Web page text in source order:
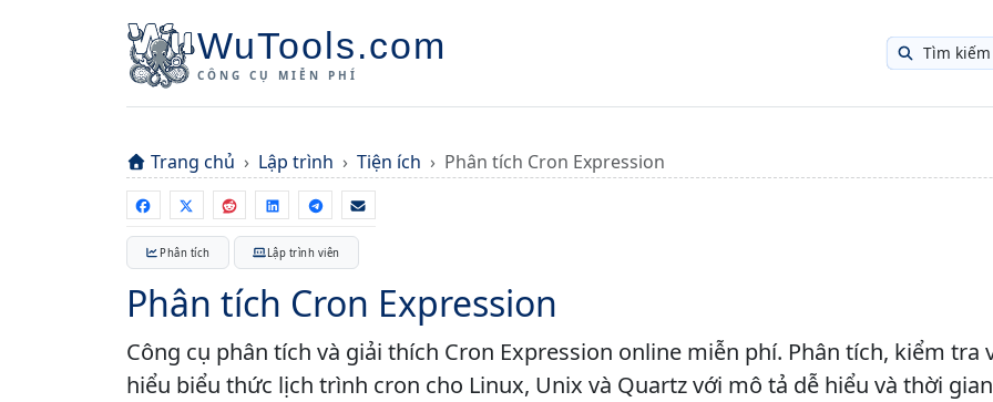
WuTools.com
CÔNG CỤ MIỄN PHÍ
Tìm kiếm
Trang chủ Lập trình Tiện ích Phân tích Cron Expression
Phân tích Lập trình viên
Phân tích Cron Expression
Công cụ phân tích và giải thích Cron Expression online miễn phí. Phân tích, kiểm tra
hiểu biểu thức lịch trình cron cho Linux, Unix và Quartz với mô tả dễ hiểu và thời